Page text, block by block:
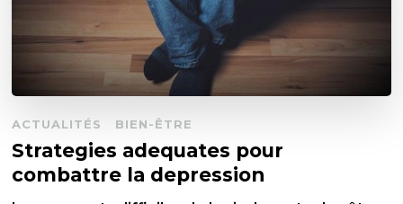
ACTUALITÉS BIEN-ÊTRE
Strategies adequates pour
combattre la depression